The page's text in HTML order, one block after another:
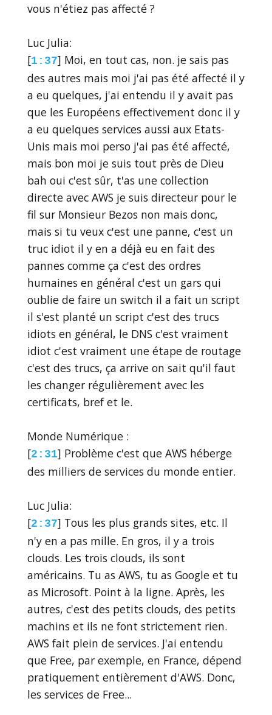
vous n'étiez pas affecté ?
Luc Julia:
[1:37] Moi, en tout cas, non. je sais pas
des autres mais moi j'ai pas été affecté il y
a eu quelques, j'ai entendu il y avait pas
que les Européens effectivement donc il y
a eu quelques services aussi aux Etats-
Unis mais moi perso j'ai pas été affecté,
mais bon moi je suis tout près de Dieu
bah oui c'est sûr, t'as une collection
directe avec AWS je suis directeur pour le
fil sur Monsieur Bezos non mais donc,
mais si tu veux c'est une panne, c'est un
truc idiot il y en a déjà eu en fait des
pannes comme ça c'est des ordres
humaines en général c'est un gars qui
oublie de faire un switch il a fait un script
il s'est planté un script c'est des trucs
idiots en général, le DNS c'est vraiment
idiot c'est vraiment une étape de routage
c'est des trucs, ça arrive on sait qu'il faut
les changer régulièrement avec les
certificats, bref et le.
Monde Numérique :
[2:31] Problème c'est que AWS héberge
des milliers de services du monde entier.
Luc Julia:
[2:37] Tous les plus grands sites, etc. Il
n'y en a pas mille. En gros, il y a trois
clouds. Les trois clouds, ils sont
américains. Tu as AWS, tu as Google et tu
as Microsoft. Point à la ligne. Après, les
autres, c'est des petits clouds, des petits
machins et ils ne font strictement rien.
AWS fait plein de services. J'ai entendu
que Free, par exemple, en France, dépend
pratiquement entièrement d'AWS. Donc,
les services de Free...